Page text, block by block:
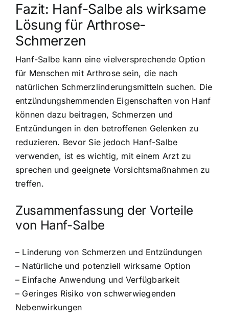
Fazit: Hanf-Salbe als wirksame
Lösung für Arthrose-
Schmerzen
Hanf-Salbe kann eine vielversprechende Option
für Menschen mit Arthrose sein, die nach
natürlichen Schmerzlinderungsmitteln suchen. Die
entzündungshemmenden Eigenschaften von Hanf
können dazu beitragen, Schmerzen und
Entzündungen in den betroffenen Gelenken zu
reduzieren. Bevor Sie jedoch Hanf-Salbe
verwenden, ist es wichtig, mit einem Arzt zu
sprechen und geeignete Vorsichtsmaßnahmen zu
treffen.
Zusammenfassung der Vorteile
von Hanf-Salbe
– Linderung von Schmerzen und Entzündungen
– Natürliche und potenziell wirksame Option
– Einfache Anwendung und Verfügbarkeit
– Geringes Risiko von schwerwiegenden
Nebenwirkungen